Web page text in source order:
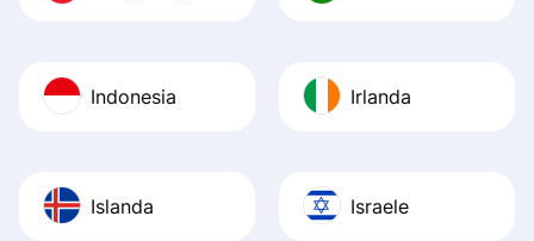
Indonesia Irlanda
Islanda Israele